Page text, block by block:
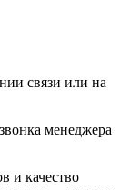
связи или на
менеджера
и качество